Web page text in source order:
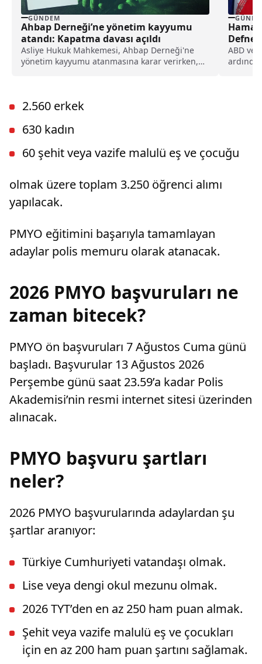
GÜNDEM
Ahbap Derneği’ne yönetim kayyumu
atandı: Kapatma davası açıldı
Asliye Hukuk Mahkemesi, Ahbap Derneği'ne
yönetim kayyumu atanmasına karar verirken,
ABD ve
2.560 erkek
630 kadın
60 şehit veya vazife malulü eş ve çocuğu
olmak üzere toplam 3.250 öğrenci alımı
yapılacak.
PMYO eğitimini başarıyla tamamlayan
adaylar polis memuru olarak atanacak.
2026 PMYO başvuruları ne
zaman bitecek?
PMYO ön başvuruları 7 Ağustos Cuma günü
başladı. Başvurular 13 Ağustos 2026
Perşembe günü saat 23.59’a kadar Polis
Akademisi’nin resmi internet sitesi üzerinden
alınacak.
PMYO başvuru şartları
neler?
2026 PMYO başvurularında adaylardan şu
şartlar aranıyor:
Türkiye Cumhuriyeti vatandaşı olmak.
Lise veya dengi okul mezunu olmak.
2026 TYT’den en az 250 ham puan almak.
Şehit veya vazife malulü eş ve çocukları
için en az 200 ham puan şartını sağlamak.